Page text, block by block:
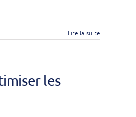
Lire la suite
les